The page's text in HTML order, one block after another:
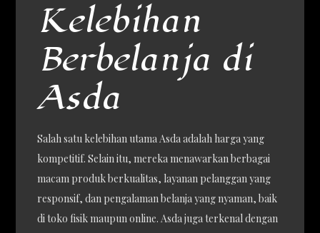
Kelebihan
Berbelanja di
Asda
Salah satu kelebihan utama Asda adalah harga yang
kompetitif. Selain itu, mereka menawarkan berbagai
macam produk berkualitas, layanan pelanggan yang
responsif, dan pengalaman belanja yang nyaman, baik
di toko fisik maupun online. Asda juga terkenal dengan